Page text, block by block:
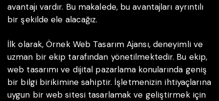
avantajı vardır. Bu makalede, bu avantajları ayrıntılı
bir şekilde ele alacağız.
İlk olarak, Örnek Web Tasarım Ajansı, deneyimli ve
uzman bir ekip tarafından yönetilmektedir. Bu ekip,
web tasarımı ve dijital pazarlama konularında geniş
bir bilgi birikimine sahiptir. İşletmenizin ihtiyaçlarına
uygun bir web sitesi tasarlamak ve geliştirmek için